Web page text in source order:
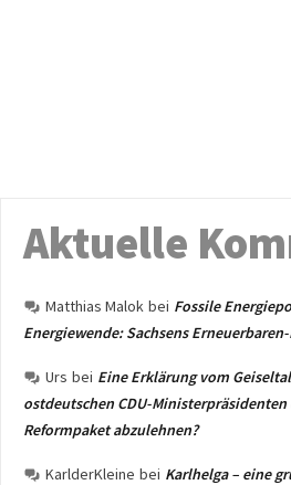
Aktuelle
Matthias Malok bei Fossile
Energiewende: Sachsens
Urs bei Eine Erklärung vom
ostdeutschen CDU-Ministerpräsidenten
Reformpaket abzulehnen?
KarlderKleine bei Karlhelga – eine